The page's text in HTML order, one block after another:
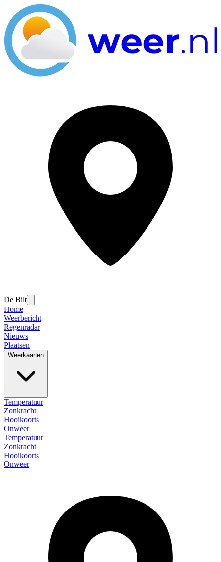
De Bilt
Home
Weerbericht
Regenradar
Nieuws
Plaatsen
Weerkaarten
Temperatuur
Zonkracht
Hooikoorts
Onweer
Temperatuur
Zonkracht
Hooikoorts
Onweer